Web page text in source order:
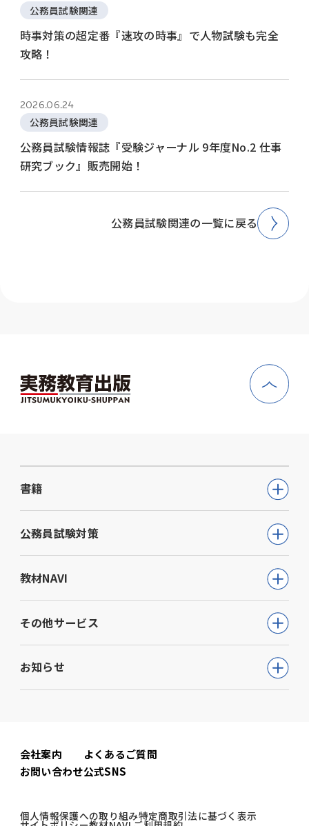
公務員試験関連
時事対策の超定番『速攻の時事』で人物試験も完全
攻略！
2026.06.24
公務員試験関連
公務員試験情報誌『受験ジャーナル 9年度No.2 仕事
研究ブック』販売開始！
公務員試験関連の一覧に戻る
書籍
公務員試験
教員採用試験
就職・資格・検定
教育・学参
ビジネス
生活実用・教養
心理学
公務員試験対策
公務員試験について知る
通信講座
動画で学ぶ【公務員合格】シリーズ
書籍
模擬試験
教材NAVI
高等学校向け事業
大学・短期大学向け事業
専門学校向け事業
中学校向け事業
その他サービス
ウェルネス(心理検査他)
児童発達支援事業
お知らせ
書籍関連
公務員試験関連
会社案内
お問い合わせ
よくあるご質問
公式SNS
個人情報保護への取り組み特定商取引法に基づく表示